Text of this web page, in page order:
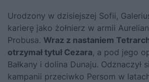
Urodzony w dzisiejszej Sofii,
karierę jako żołnierz w armii
Probusa. Wraz z nastaniem
otrzymał tytuł Cezara, a pod jego
Bałkany i dolina Dunaju. Odznaczył
kampanii przeciwko Persom w